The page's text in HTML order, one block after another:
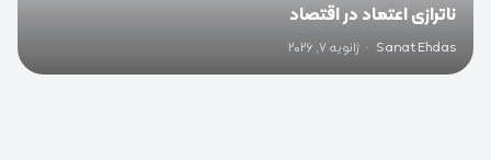
ناترازی اعتماد در اقتصاد
Sanat Ehdas
· ژانویه 7, 2026